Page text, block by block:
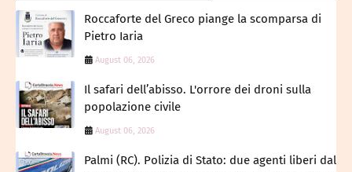
Roccaforte del Greco piange la scomparsa di
Pietro Iaria
August 06, 2026
Il safari dell’abisso. L'orrore dei droni sulla
popolazione civile
August 06, 2026
Palmi (RC). Polizia di Stato: due agenti liberi dal